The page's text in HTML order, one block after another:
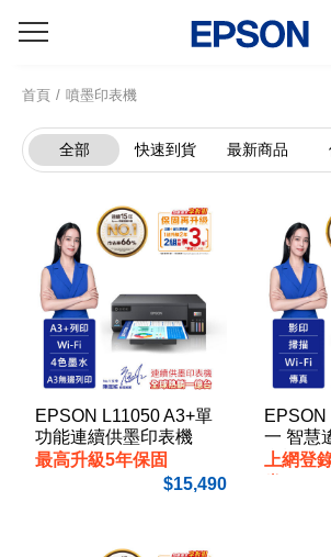
所有產品
促銷訊息
會員服務
網紅開箱
首頁 噴墨印表機
全部 快速到貨 最新商品
EPSON L11050 A3+單
功能連續供墨印表機
最高升級5年保固
15,490
一 智慧
合機
上網登